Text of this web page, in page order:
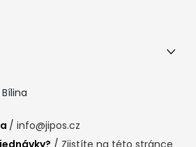
/ info@jipos.cz
/ Zjistíte na této stránce